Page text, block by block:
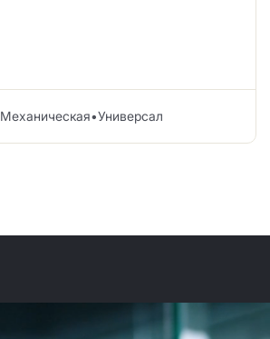
Механическая•Универсал